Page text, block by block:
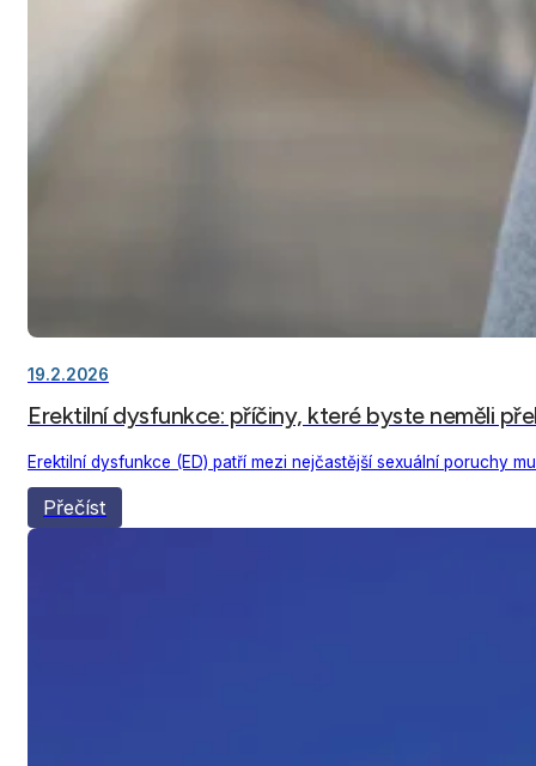
19.2.2026
Erektilní dysfunkce: příčiny, které byste neměli
Erektilní dysfunkce (ED) patří mezi nejčastější sexuální poruchy
Přečíst